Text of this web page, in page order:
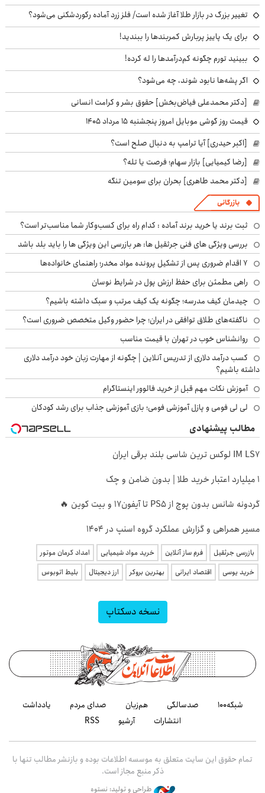
تغییر بزرگ در بازار طلا آغاز شده است/ فلز زرد آماده رکوردشکنی می‌شود؟
برای یک پاییز پربارش کمربندها را ببندید!
ببینید تورم چگونه کم‌درآمدها را له کرده!
اگر پشه‌ها نابود شوند، چه می‌شود؟
[دکتر محمدعلی فیاض‌بخش] حقوق بشر و کرامت انسانی
قیمت روز گوشی موبایل امروز پنجشنبه ۱۵ مرداد ۱۴۰۵
[اکبر حیدری] آیا ترامپ به دنبال صلح است؟
[رضا کیمیایی] بازار سهام؛ فرصت یا تله؟
[دکتر محمد طاهری] بحران برای سومین تنگه
بازرگانی
ثبت برند یا خرید برند آماده : کدام راه برای کسب‌وکار شما مناسب‌تر است؟
بررسی ویژگی های فنی جرثقیل ها: هر بازرسی این ویژگی ها را باید بلد باشد
۷ اقدام ضروری پس از تشکیل پرونده مواد مخدر؛ راهنمای خانواده‌ها
راهی مطمئن برای حفظ ارزش پول در شرایط نوسان
چیدمان کیف مدرسه؛ چگونه یک کیف مرتب و سبک داشته باشیم؟
ناگفته‌های طلاق توافقی در ایران؛ چرا حضور وکیل متخصص ضروری است؟
روانشناس خوب در تهران با قیمت مناسب
کسب درآمد دلاری از تدریس آنلاین | چگونه از مهارت زبان خود درآمد دلاری
داشته باشیم؟
آموزش نکات مهم قبل از خرید فالوور اینستاگرام
لی لی فومی و پازل آموزشی فومی؛ بازی آموزشی جذاب برای رشد کودکان
مطالب پیشنهادی
IM LS7 لوکس ترین شاسی بلند برقی ایران
۱ میلیارد اعتبار خرید طلا | بدون ضامن و چک
گردونه شانس بدون پوچ از PS5 تا آیفون17 و بیت کوین 🔥
مسیر همراهی و گزارش عملکرد گروه اسنپ در ۱۴۰۴
بازرسی جرثقیل فرم ساز آنلاین خرید مواد شیمیایی
امداد کرمان موتور
خرید یوسی
اقتصاد ایرانی بهترین بروکر ارز دیجیتال بلیط اتوبوس
نسخه دسکتاپ
شبکه۱۰۰ صدسالگی هم‌زبان صدای مردم
یادداشت
انتشارات
آرشیو RSS
تمام حقوق این سایت متعلق به موسسه اطلاعات بوده و بازنشر مطالب تنها با
ذکر منبع مجاز است.
طراحی و تولید: نستوه